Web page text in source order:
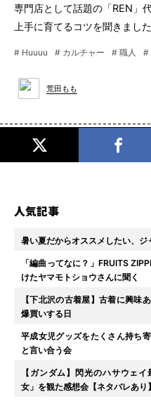
専門店として話題の「REN」
上手に育てるコツを聞きました
# Huuuu # カルチャー # 職人 #
荒田もも
人気記事
暑い夏だからオススメしたい、
「編曲ってなに？」FRUITS
けたヤマモトショウさんに聞く
【下北沢の古着屋】古着に興味
爆買いする日
平成女児グッズをたくさん持ち
と言い合う会
【ガンダム】閃光のハサウェ
女」を観た感想会【ネタバレあり】